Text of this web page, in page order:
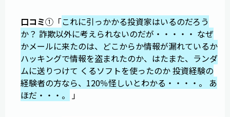
口コミ①「これに引っかかる投資家はいるのだろう
か？ 詐欺以外に考えられないのだが・・・・・ なぜ
かメールに来たのは、どこからか情報が漏れているか
ハッキングで情報を盗まれたのか、はたまた、ランダ
ムに送りつけて くるソフトを使ったのか 投資経験の
経験者の方なら、120％怪しいとわかる・・・・。 あ
ほだ・・・。 」